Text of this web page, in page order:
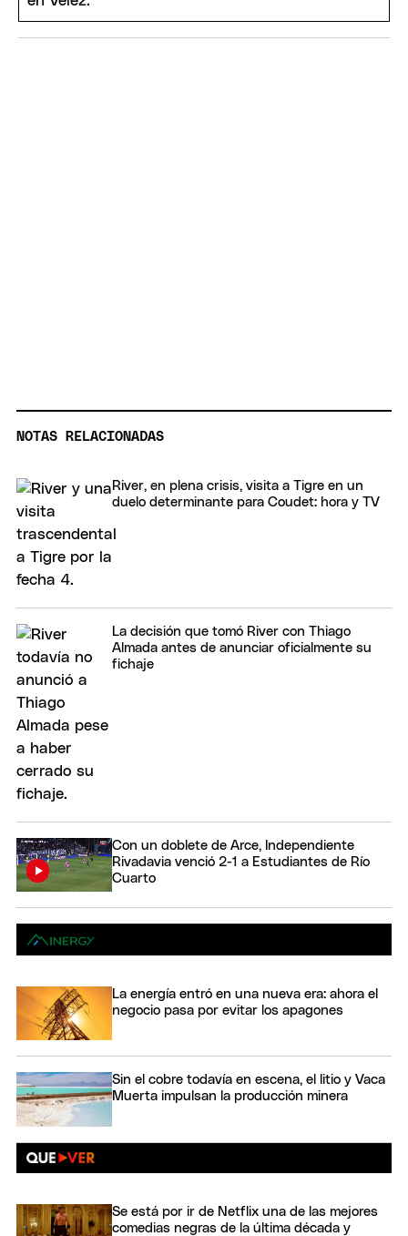
NOTAS RELACIONADAS
River, en plena crisis, visita a Tigre en un
duelo determinante para Coudet: hora y TV
La decisión que tomó River con Thiago
Almada antes de anunciar oficialmente su
fichaje
Con un doblete de Arce, Independiente
Rivadavia venció 2-1 a Estudiantes de Río
Cuarto
La energía entró en una nueva era: ahora el
negocio pasa por evitar los apagones
Sin el cobre todavía en escena, el litio y Vaca
Muerta impulsan la producción minera
Se está por ir de Netflix una de las mejores
comedias negras de la última década y